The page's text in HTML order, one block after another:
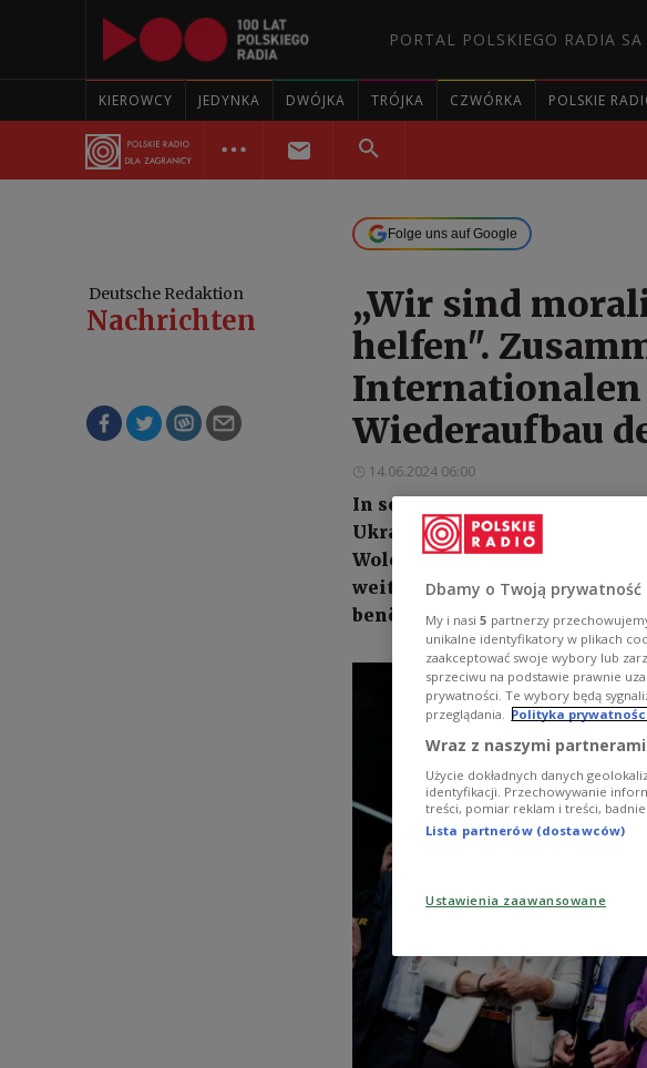
PORTAL POLSKIEGO RADIA SA
KIEROWCY JEDYNKA DWÓJKA TRÓJKA CZWÓRKA POLSKIE
Folge uns auf Google
Deutsche Redaktion
Nachrichten
„Wir sind
helfen".
Internationalen
Wiederaufbau
14.06.2024 06:00
In seiner Rede auf der
Ukraine 2024 in Berlin
Wolodymyr Selenskyj, dass
weitere Patriot-
benötige.
Dbamy o Twoją prywatność
My i nasi 5 partnerzy
unikalne identyfikatory w plikach
zaakceptować swoje wybory lub
sprzeciwu na podstawie prawnie
prywatności. Te wybory będą
przeglądania. Polityka prywatności
Wraz z naszymi
Użycie dokładnych danych
identyfikacji. Przechowywanie
treści, pomiar reklam i treści,
Lista partnerów (dostawców)
Ustawienia zaawansowane